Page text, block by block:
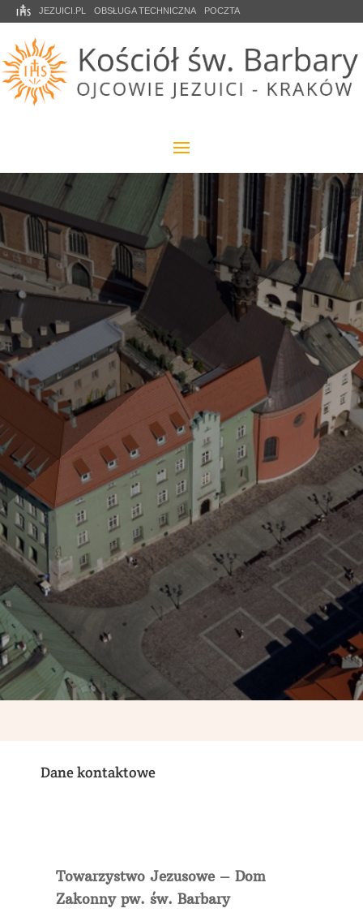
Dane kontaktowe
Towarzystwo Jezusowe – Dom
Zakonny pw. św. Barbary
JEZUICI.PL OBSŁUGA TECHNICZNA POCZTA